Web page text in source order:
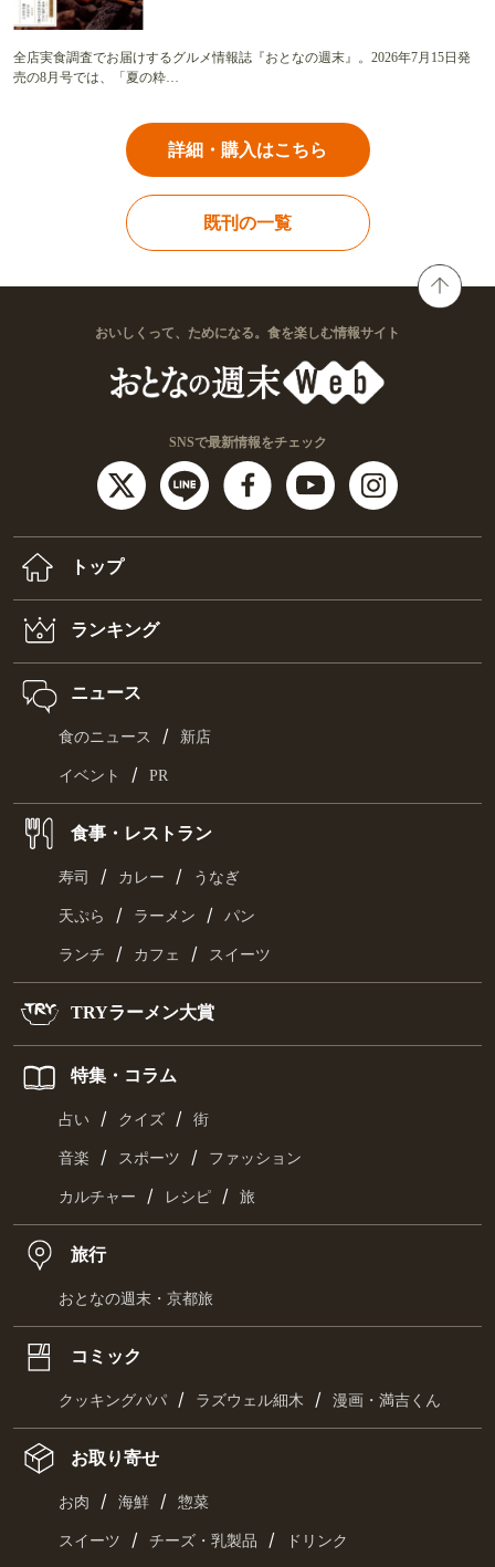
全店実食調査でお届けするグルメ情報誌『おとなの週末』。2026年7月15日発
売の8月号では、「夏の粋…
詳細・購入はこちら
既刊の一覧
おいしくって、ためになる。食を楽しむ情報サイト
SNSで最新情報をチェック
トップ
ランキング
ニュース
食のニュース / 新店
イベント / PR
食事・レストラン
寿司 / カレー / うなぎ
天ぷら / ラーメン / パン
ランチ / カフェ / スイーツ
TRYラーメン大賞
特集・コラム
占い / クイズ / 街
音楽 / スポーツ / ファッション
カルチャー / レシピ / 旅
旅行
おとなの週末・京都旅
コミック
クッキングパパ / ラズウェル細木 / 漫画・満吉くん
お取り寄せ
お肉 / 海鮮 / 惣菜
スイーツ / チーズ・乳製品 / ドリンク